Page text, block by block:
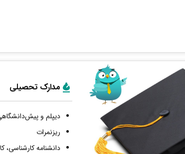
مدارک تحصیلی
دیپلم و
ریزنمرات
دانشنامه کارشناسی،